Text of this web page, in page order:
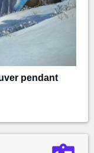
pendant